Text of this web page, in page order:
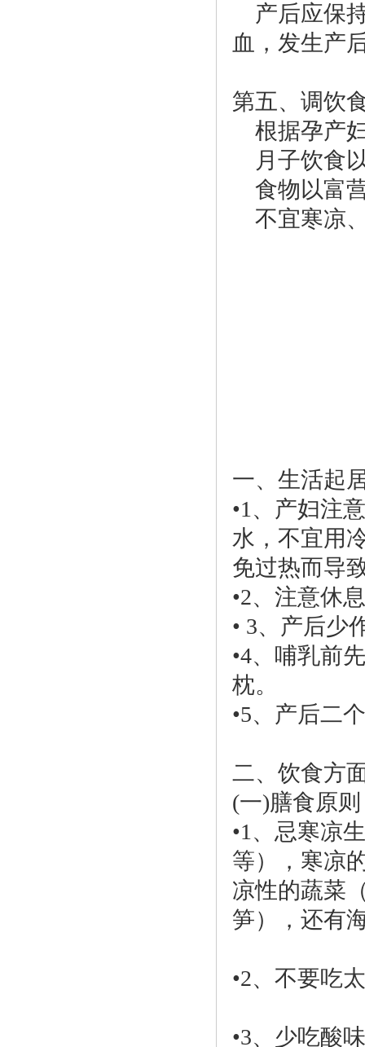
产后应保
血，发生产
第五、调饮
根据孕产
月子饮食
食物以富
不宜寒凉
一、生活起
•1、产妇注
水，不宜用
免过热而导
•2、注意休
• 3、产后少
•4、哺乳前
枕。
•5、产后二
二、饮食方
(一)膳食原
•1、忌寒凉
等），寒凉
凉性的蔬菜
笋），还有
•2、不要吃
•3、少吃酸